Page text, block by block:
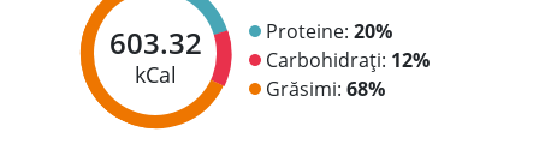
603.32
kCal
Proteine: 20%
Carbohidrați: 12%
Grăsimi: 68%